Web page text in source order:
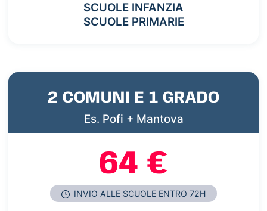
SCUOLE INFANZIA
SCUOLE PRIMARIE
2 COMUNI E 1 GRADO
Es. Pofi + Mantova
64 €
INVIO ALLE SCUOLE ENTRO 72H